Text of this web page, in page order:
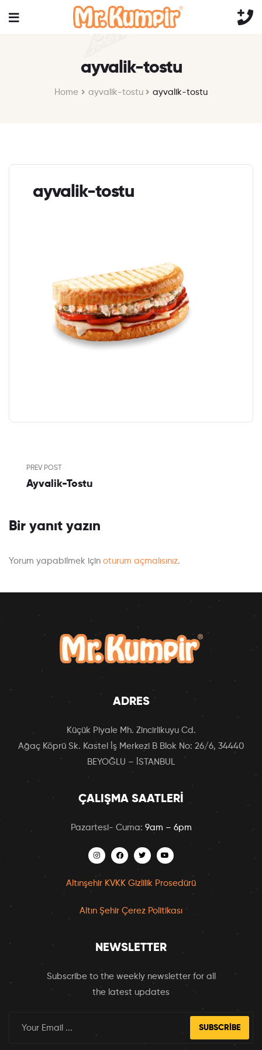
ayvalik-tostu
Home ayvalik-tostu ayvalik-tostu
ayvalik-tostu
PREV POST
Ayvalik-Tostu
Bir yanıt yazın
Yorum yapabilmek için oturum açmalısınız.
ADRES
Küçük Piyale Mh. Zincirlikuyu Cd.
Ağaç Köprü Sk. Kastel İş Merkezi B Blok No: 26/6, 34440
BEYOĞLU – İSTANBUL
ÇALIŞMA SAATLERI
Pazartesi- Cuma: 9am – 6pm
Altınşehir KVKK Gizlilik Prosedürü
Altın Şehir Çerez Politikası
NEWSLETTER
Subscribe to the weekly newsletter for all
the latest updates
SUBSCRIBE